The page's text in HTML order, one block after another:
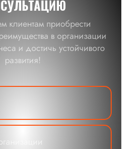
клиентам приобрести
в организации
и достичь устойчивого
развития!